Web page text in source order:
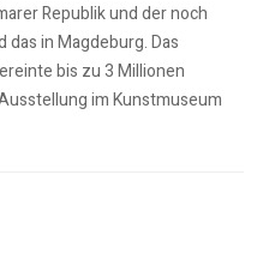
Republik und der noch
in Magdeburg. Das
bis zu 3 Millionen
im Kunstmuseum
Gedenken und Lernen,